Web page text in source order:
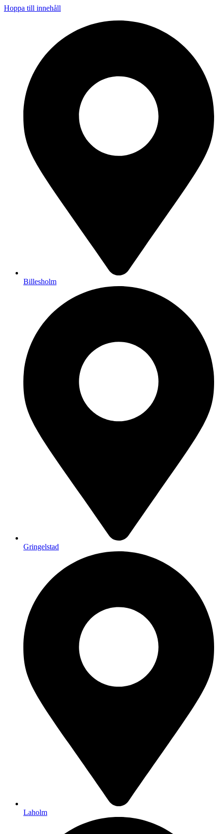
Hoppa till innehåll
Billesholm
Gringelstad
Laholm